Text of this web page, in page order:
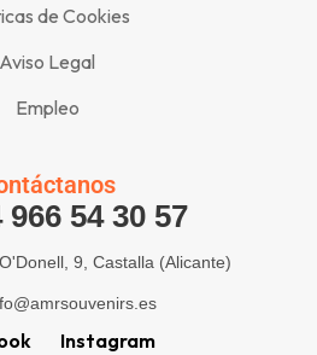
de Cookies
Aviso Legal
Empleo
966 54 30 57
9, Castalla (Alicante)
Instagram